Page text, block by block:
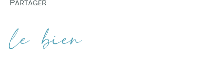
partager
le bien